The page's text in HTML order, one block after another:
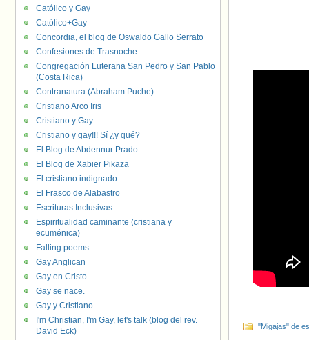
"Migajas" de
Católico y Gay
Católico+Gay
Concordia, el blog de Oswaldo Gallo Serrato
Confesiones de Trasnoche
Congregación Luterana San Pedro y San Pablo
(Costa Rica)
Contranatura (Abraham Puche)
Cristiano Arco Iris
Cristiano y Gay
Cristiano y gay!!! Sí ¿y qué?
El Blog de Abdennur Prado
El Blog de Xabier Pikaza
El cristiano indignado
El Frasco de Alabastro
Escrituras Inclusivas
Espiritualidad caminante (cristiana y
ecuménica)
Falling poems
Gay Anglican
Gay en Cristo
Gay se nace.
Gay y Cristiano
I'm Christian, I'm Gay, let's talk (blog del rev.
David Eck)